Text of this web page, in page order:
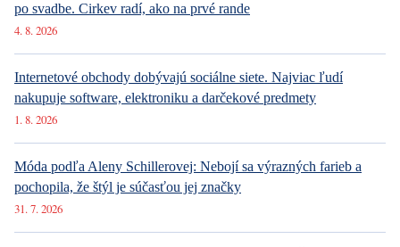
po svadbe. Cirkev radí, ako na prvé rande
4. 8. 2026
Internetové obchody dobývajú sociálne siete. Najviac ľudí
nakupuje software, elektroniku a darčekové predmety
1. 8. 2026
Móda podľa Aleny Schillerovej: Nebojí sa výrazných farieb a
pochopila, že štýl je súčasťou jej značky
31. 7. 2026